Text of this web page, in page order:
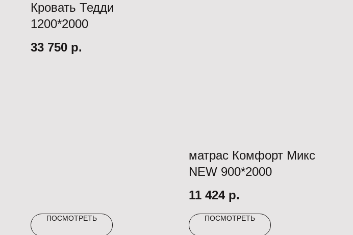
Кровать Тедди
1200*2000
33 750 р.
ПОСМОТРЕТЬ
матрас Комфорт Микс
NEW 900*2000
11 424 р.
ПОСМОТРЕТЬ